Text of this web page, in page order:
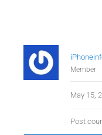
Member
May 15,
Post